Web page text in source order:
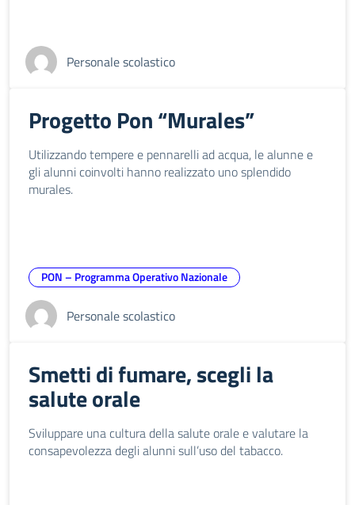
Personale scolastico
Progetto Pon “Murales”
Utilizzando tempere e pennarelli ad acqua, le alunne e
gli alunni coinvolti hanno realizzato uno splendido
murales.
PON – Programma Operativo Nazionale
Personale scolastico
Smetti di fumare, scegli la
salute orale
Sviluppare una cultura della salute orale e valutare la
consapevolezza degli alunni sull’uso del tabacco.